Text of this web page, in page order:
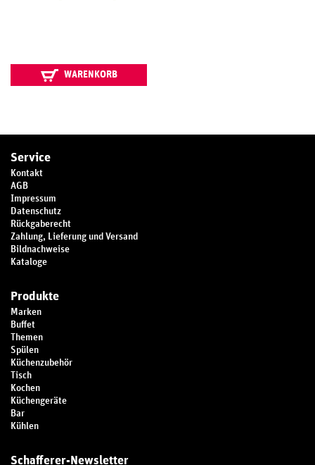
WARENKORB
Service
Kontakt
AGB
Impressum
Datenschutz
Rückgaberecht
Zahlung, Lieferung und Versand
Bildnachweise
Kataloge
Produkte
Marken
Buffet
Themen
Spülen
Küchenzubehör
Tisch
Kochen
Küchengeräte
Bar
Kühlen
Schafferer-Newsletter